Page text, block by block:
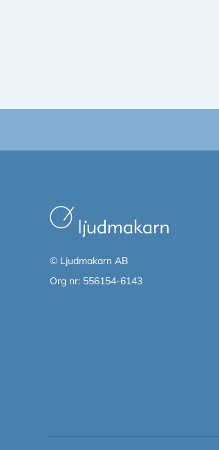
© Ljudmakarn AB
Org nr: 556154-6143